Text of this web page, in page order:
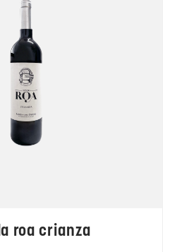
roa crianza